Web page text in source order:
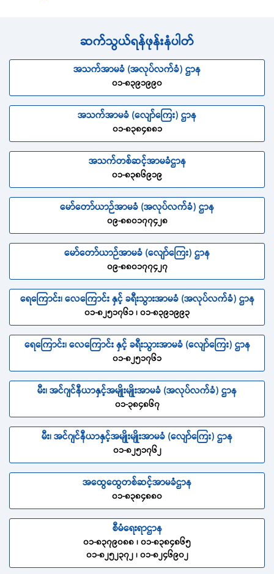
ဆက်သွယ်ရန်ဖုန်းနံပါတ်
အသက်အာမခံ (အလုပ်လက်ခံ) ဌာန
၀၁-၈၃၉၁၉၉၀
အသက်အာမခံ (လျော်ကြေး) ဌာန
၀၁-၈၃၈၄၈၈၁
အသက်တစ်ဆင့်အာမခံဌာန
၀၁-၈၃၈၆၉၁၉
မော်တော်ယာဉ်အာမခံ (အလုပ်လက်ခံ) ဌာန
၀၉-၈၈၀၁၇၇၄၂၈
မော်တော်ယာဉ်အာမခံ (လျော်ကြေး) ဌာန
၀၉-၈၈၀၁၇၇၄၂၇
ရေကြောင်း၊ လေကြောင်း နှင့် ခရီးသွားအာမခံ (အလုပ်လက်ခံ) ဌာန
၀၁-၈၂၅၁၇၆၁ ၊ ၀၁-၈၃၉၁၉၉၃
ရေကြောင်း၊ လေကြောင်း နှင့် ခရီးသွားအာမခံ (လျော်ကြေး) ဌာန
၀၁-၈၂၅၁၇၆၁
မီး၊ အင်ဂျင်နီယာနှင့်အမျိုးမျိုးအာမခံ (အလုပ်လက်ခံ) ဌာန
၀၁-၃၈၄၈၆၇
မီး၊ အင်ဂျင်နီယာနှင့်အမျိုးမျိုးအာမခံ (လျော်ကြေး) ဌာန
၀၁-၈၂၅၁၇၆၂
အထွေထွေတစ်ဆင့်အာမခံဌာန
၀၁-၈၃၈၄၈၈၀
စီမံရေးရာဌာန
၀၁-၈၃၇၉၀၈၈ ၊ ၀၁-၈၃၈၄၈၆၅
၀၁-၈၂၅၂၃၇၂ ၊ ၀၁-၈၂၄၆၉၀၂